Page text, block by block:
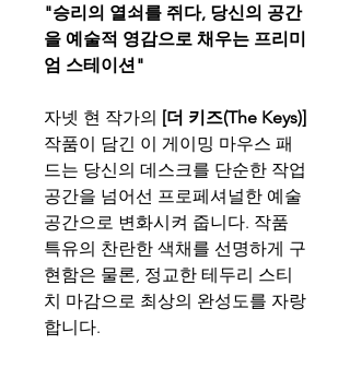
"승리의 열쇠를 쥐다, 당신의 공간
을 예술적 영감으로 채우는 프리미
엄 스테이션"
자넷 현 작가의 [더 키즈(The Keys)]
작품이 담긴 이 게이밍 마우스 패
드는 당신의 데스크를 단순한 작업
공간을 넘어선 프로페셔널한 예술
공간으로 변화시켜 줍니다. 작품
특유의 찬란한 색채를 선명하게 구
현함은 물론, 정교한 테두리 스티
치 마감으로 최상의 완성도를 자랑
합니다.